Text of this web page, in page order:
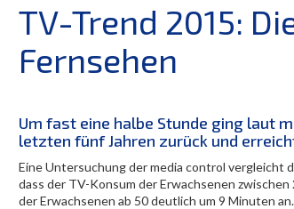
TV-Trend 2015:
Fernsehen
Um fast eine halbe Stunde ging laut
letzten fünf Jahren zurück und
Eine Untersuchung der media control vergleicht
dass der TV-Konsum der Erwachsenen
der Erwachsenen ab 50 deutlich um 9 Minuten